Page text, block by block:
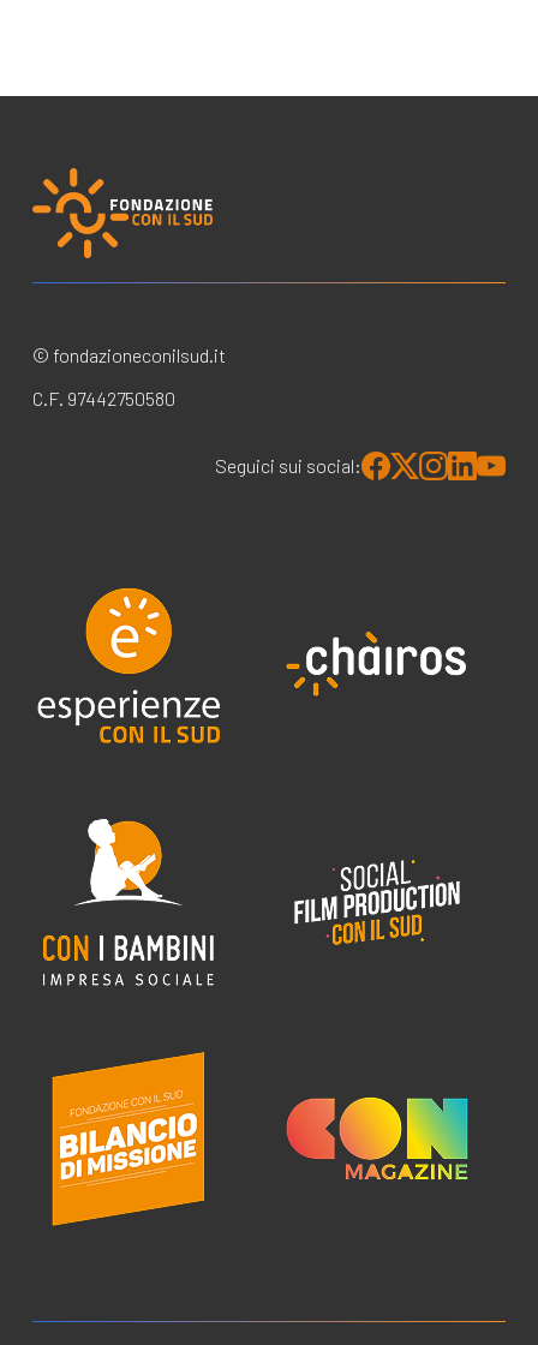
© fondazioneconilsud.it
C.F. 97442750580
Seguici sui social: